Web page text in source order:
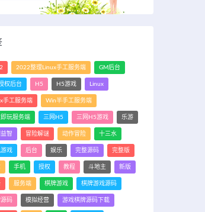
2022整理Linux手工服务端 GM后台
权后台 H5 H5游戏 Linux
手工服务端 Win半手工服务端
玩服务端 三网H5 三网H5游戏 乐游
智 冒险解谜 动作冒险 十三水
戏 后台 娱乐 完整源码 完整版
手机 授权 教程 斗地主 新版
服务端 棋牌游戏 棋牌游戏源码
码 模拟经营 游戏棋牌源码下载